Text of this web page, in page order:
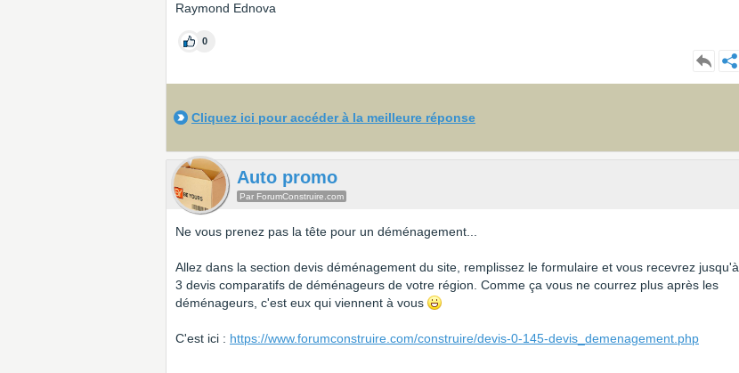
Raymond Ednova
0
Cliquez ici pour accéder à la meilleure réponse
Auto promo
Par ForumConstruire.com
Ne vous prenez pas la tête pour un déménagement...
Allez dans la section devis déménagement du site, remplissez le formulaire et vous recevrez jusqu'à
3 devis comparatifs de déménageurs de votre région. Comme ça vous ne courrez plus après les
déménageurs, c'est eux qui viennent à vous
C'est ici : https://www.forumconstruire.com/construire/devis-0-145-devis_demenagement.php